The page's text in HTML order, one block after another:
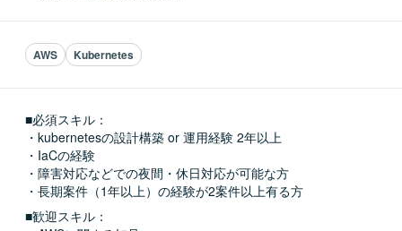
AWS Kubernetes
■必須スキル：
・kubernetesの設計構築 or 運用経験 2年以上
・IaCの経験
・障害対応などでの夜間・休日対応が可能な方
・長期案件（1年以上）の経験が2案件以上有る方
■歓迎スキル：